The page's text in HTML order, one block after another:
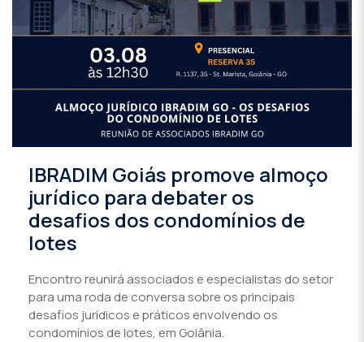
IBRADIM Goiás promove almoço
jurídico para debater os
desafios dos condomínios de
lotes
Encontro reunirá associados e especialistas do setor
para uma roda de conversa sobre os principais
desafios jurídicos e práticos envolvendo os
condomínios de lotes, em Goiânia.